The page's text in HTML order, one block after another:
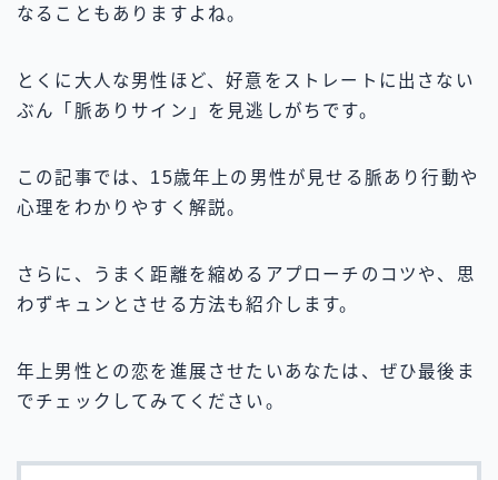
なることもありますよね。
とくに大人な男性ほど、好意をストレートに出さない
ぶん「脈ありサイン」を見逃しがちです。
この記事では、15歳年上の男性が見せる脈あり行動や
心理をわかりやすく解説。
さらに、うまく距離を縮めるアプローチのコツや、思
わずキュンとさせる方法も紹介します。
年上男性との恋を進展させたいあなたは、ぜひ最後ま
でチェックしてみてください。